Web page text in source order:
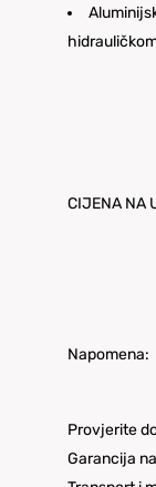
CIJENA NA
Napomena:
Provjerite
Garancija